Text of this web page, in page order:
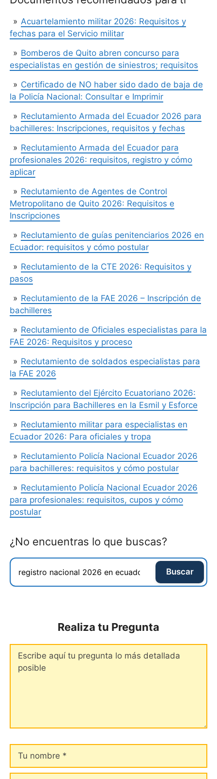
Acuartelamiento militar 2026: Requisitos y
fechas para el Servicio militar
Bomberos de Quito abren concurso para
especialistas en gestión de siniestros; requisitos
Certificado de NO haber sido dado de baja de
la Policía Nacional: Consultar e Imprimir
Reclutamiento Armada del Ecuador 2026 para
bachilleres: Inscripciones, requisitos y fechas
Reclutamiento Armada del Ecuador para
profesionales 2026: requisitos, registro y cómo
aplicar
Reclutamiento de Agentes de Control
Metropolitano de Quito 2026: Requisitos e
Inscripciones
Reclutamiento de guías penitenciarios 2026 en
Ecuador: requisitos y cómo postular
Reclutamiento de la CTE 2026: Requisitos y
pasos
Reclutamiento de la FAE 2026 – Inscripción de
bachilleres
Reclutamiento de Oficiales especialistas para la
FAE 2026: Requisitos y proceso
Reclutamiento de soldados especialistas para
la FAE 2026
Reclutamiento del Ejército Ecuatoriano 2026:
Inscripción para Bachilleres en la Esmil y Esforce
Reclutamiento militar para especialistas en
Ecuador 2026: Para oficiales y tropa
Reclutamiento Policía Nacional Ecuador 2026
para bachilleres: requisitos y cómo postular
Reclutamiento Policía Nacional Ecuador 2026
para profesionales: requisitos, cupos y cómo
postular
¿No encuentras lo que buscas?
Buscar
Realiza tu Pregunta
nombre
Tu